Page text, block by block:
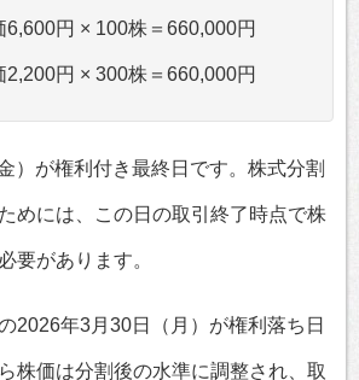
6,600円 × 100株＝660,000円
2,200円 × 300株＝660,000円
）が権利付き最終日です。株式分割
めには、この日の取引終了時点で株
要があります。
2026年3月30日（月）が権利落ち日
株価は分割後の水準に調整され、取